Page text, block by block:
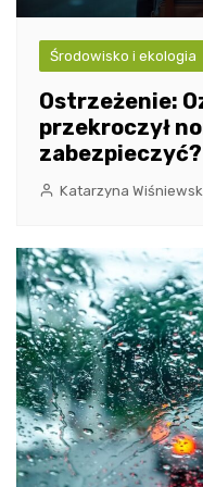
Środowisko i ekologia
Ostrzeżenie:
przekroczył
zabezpieczyć?
Katarzyna